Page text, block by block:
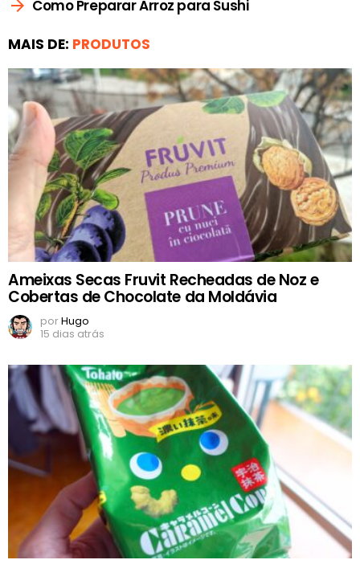
Como Preparar Arroz para Sushi
MAIS DE: PRODUTOS
Ameixas Secas Fruvit Recheadas de Noz e
Cobertas de Chocolate da Moldávia
porHugo
15 dias atrás